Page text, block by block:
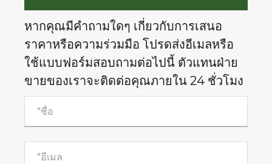
หากคุณมีคำถามใดๆ เกี่ยวกับการเสนอ
ราคาหรือความร่วมมือ โปรดส่งอีเมลหรือ
ใช้แบบฟอร์มสอบถามต่อไปนี้ ตัวแทนฝ่าย
ขายของเราจะติดต่อคุณภายใน 24 ชั่วโมง